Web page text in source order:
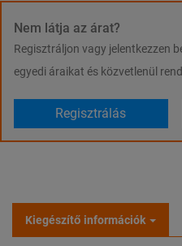
Nem látja az árat?
Regisztráljon vagy jelentkezzen
egyedi áraikat és közvetlenül
Regisztrálás
Kiegészítő információk